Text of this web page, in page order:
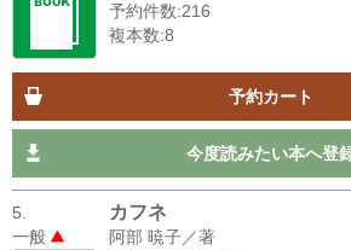
予約件数:216
複本数:8
予約カート
今度読みたい本へ登
5.
一般
カフネ
阿部 暁子／著